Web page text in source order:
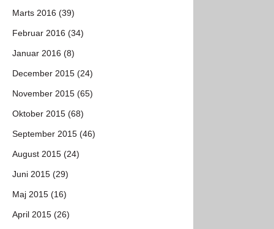
Marts 2016 (39)
Februar 2016 (34)
Januar 2016 (8)
December 2015 (24)
November 2015 (65)
Oktober 2015 (68)
September 2015 (46)
August 2015 (24)
Juni 2015 (29)
Maj 2015 (16)
April 2015 (26)